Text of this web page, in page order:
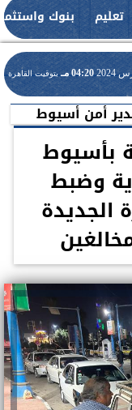
تعليم بنوك
04:20 مـ بتوقيت القاهرة
أمن أسيوط
بأسيوط
وضبط
الجديدة